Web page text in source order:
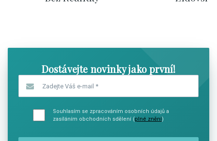
Dostávejte novinky jako první!
Souhlasím se zpracováním osobních údajů a
zasíláním obchodních sdělení (plné znění)